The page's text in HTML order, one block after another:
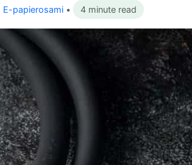
E-papierosami • 4 minute read